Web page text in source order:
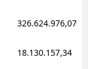
326.624.976,07
18.130.157,34